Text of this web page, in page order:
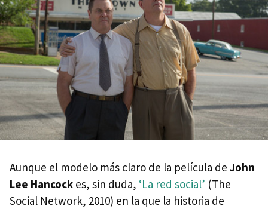
Aunque el modelo más claro de la película de John
Lee Hancock es, sin duda, ‘La red social’ (The
Social Network, 2010) en la que la historia de